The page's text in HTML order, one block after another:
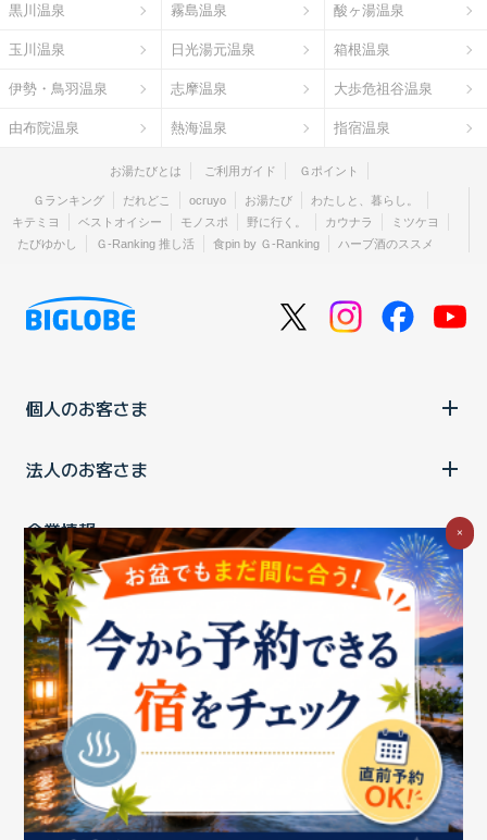
黒川温泉 霧島温泉 酸ヶ湯温泉
玉川温泉 日光湯元温泉 箱根温泉
伊勢・鳥羽温泉 志摩温泉 大歩危祖谷温泉
由布院温泉 熱海温泉 指宿温泉
お湯たびとは ご利用ガイド Ｇポイント
Ｇランキング だれどこ ocruyo お湯たび
わたしと、暮らし。
キテミヨ
ベストオイシー モノスポ 野に行く。 カウナラ
ミツケヨ
たびゆかし
Ｇ-Ranking 推し活 食pin by Ｇ-Ranking ハーブ酒のススメ
個人のお客さま
法人のお客さま
企業情報
ご利用中の方
お問い合わせ消費税の表示 ウェブアクセシビリティの取り組み
個人情報保護ポリシープライバシーポータル
Cookieポリシー
特定商取引法に基づく表記情報セキュリティ基本方針
商標についてBIGLOBEトップ
×